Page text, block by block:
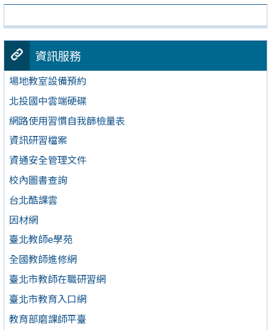
資訊服務
場地教室設備預約
北投國中雲端硬碟
網路使用習慣自我篩檢量表
資訊研習檔案
資通安全管理文件
校內圖書查詢
台北酷課雲
因材網
臺北教師e學苑
全國教師進修網
臺北市教師在職研習網
臺北市教育入口網
教育部磨課師平臺